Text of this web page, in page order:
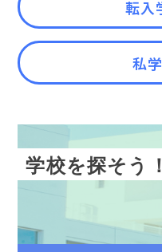
転入
私
学校を探そう！